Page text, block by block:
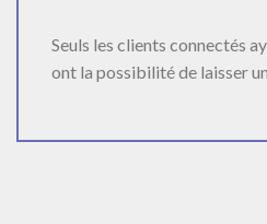
Seuls les clients connectés
ont la possibilité de laisser